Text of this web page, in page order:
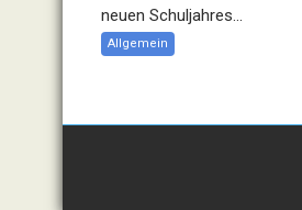
neuen Schuljahres...
Allgemein